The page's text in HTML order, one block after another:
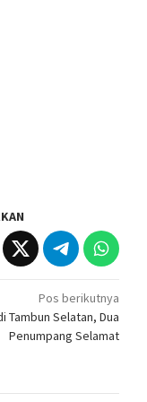
Pos berikutnya
Tambun Selatan, Dua
Penumpang Selamat